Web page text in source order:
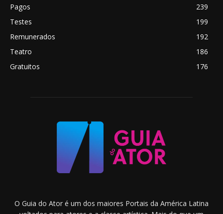
Pagos
239
Testes
199
Remunerados
192
Teatro
186
Gratuitos
176
O Guia do Ator é um dos maiores Portais da América Latina